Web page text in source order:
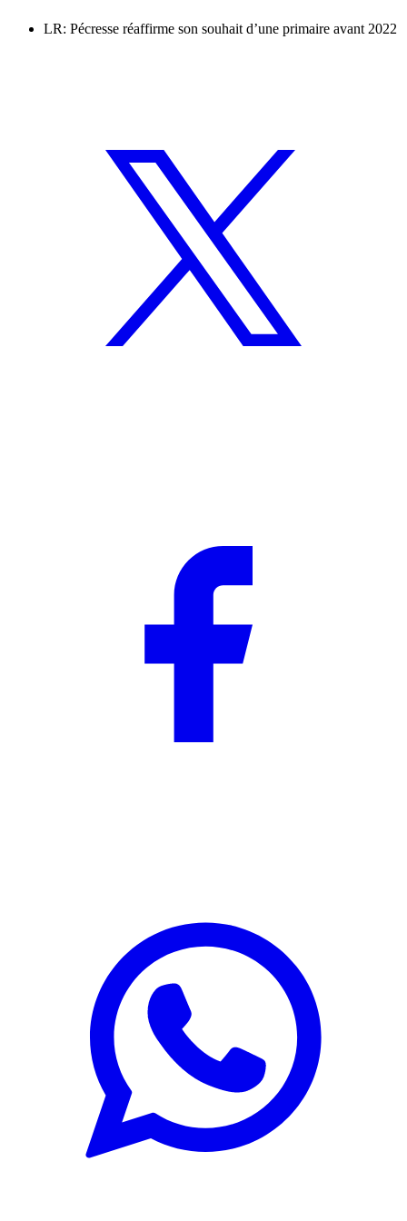
LR: Pécresse réaffirme son souhait d’une primaire avant 2022